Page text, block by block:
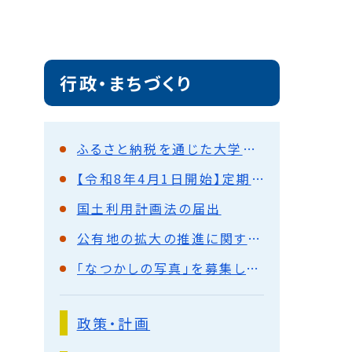
行政・まちづくり
ふるさと納税を通じた大学連携の取り組みについて
【令和8年4月1日開始】定期支払制度について
国土利用計画法の届出
公有地の拡大の推進に関する法律（公拡法）の届出
「なつかしの写真」を募集しています
政策・計画